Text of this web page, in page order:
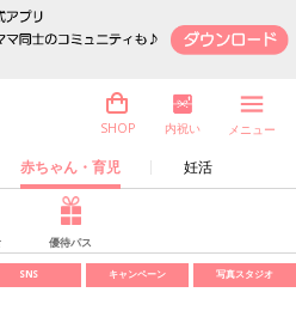
赤ちゃん・育児 妊活
SHOP 内祝い メニュー
優待パス
SNS キャンペーン 写真スタジオ